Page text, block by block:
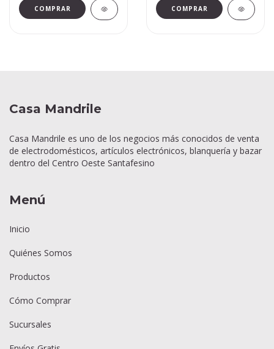
Casa Mandrile
Casa Mandrile es uno de los negocios más conocidos de venta
de electrodomésticos, artículos electrónicos, blanquería y bazar
dentro del Centro Oeste Santafesino
Menú
Inicio
Quiénes Somos
Productos
Cómo Comprar
Sucursales